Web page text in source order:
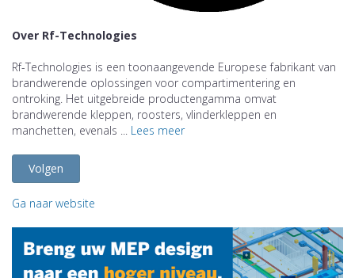
Over Rf-Technologies
Rf-Technologies is een toonaangevende Europese fabrikant van
brandwerende oplossingen voor compartimentering en
ontroking. Het uitgebreide productengamma omvat
brandwerende kleppen, roosters, vlinderkleppen en
manchetten, evenals ... Lees meer
Volgen
Ga naar website